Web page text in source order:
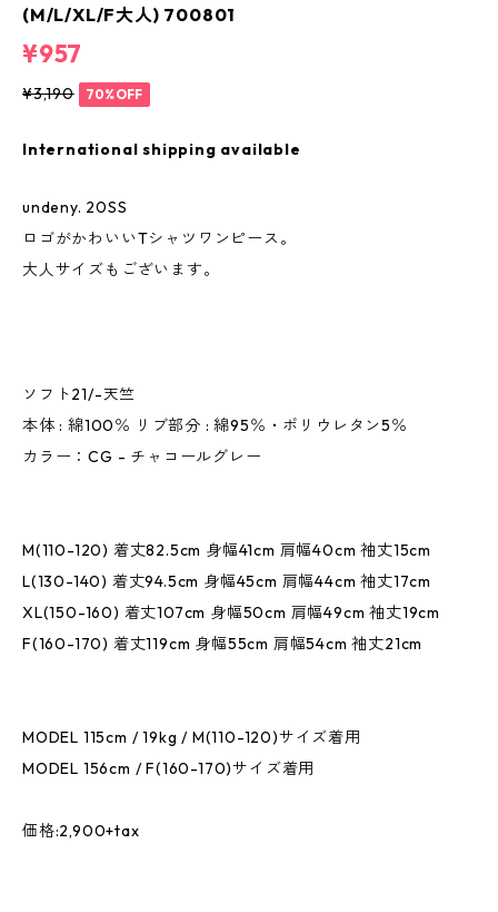
(M/L/XL/F大人) 700801
¥957
¥3,190 70%OFF
International shipping available
undeny. 20SS
ロゴがかわいいTシャツワンピース。
大人サイズもございます。
ソフト21/-天竺
本体 : 綿100％ リブ部分 : 綿95％・ポリウレタン5％
カラー：CG - チャコールグレー
M(110-120) 着丈82.5cm 身幅41cm 肩幅40cm 袖丈15cm
L(130-140) 着丈94.5cm 身幅45cm 肩幅44cm 袖丈17cm
XL(150-160) 着丈107cm 身幅50cm 肩幅49cm 袖丈19cm
F(160-170) 着丈119cm 身幅55cm 肩幅54cm 袖丈21cm
MODEL 115cm / 19kg / M(110-120)サイズ着用
MODEL 156cm / F(160-170)サイズ着用
価格:2,900+tax